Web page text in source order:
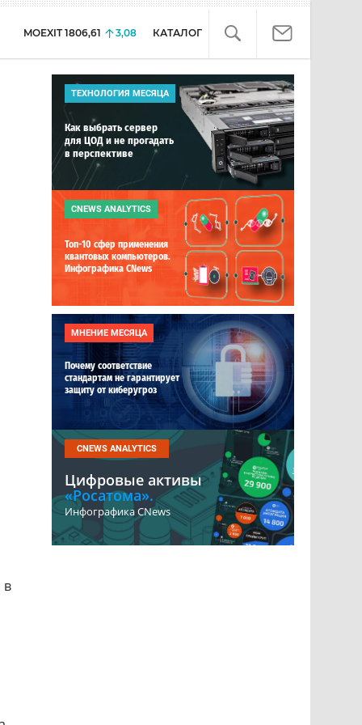
MOEXIT 1806,61 3,08 КАТАЛОГ
в
ТЕХНОЛОГИЯ МЕСЯЦА
Как выбрать сервер
для ЦОД и не прогадать
в перспективе
CNEWS ANALYTICS
Топ-10 сфер применения
квантовых компьютеров.
Инфографика CNews
МНЕНИЕ МЕСЯЦА
Почему соответствие
стандартам не гарантирует
защиту от киберугроз
CNEWS ANALYTICS
Цифровые активы
«Росатома».
Инфографика CNews